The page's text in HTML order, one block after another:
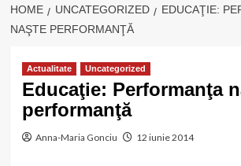
HOME UNCATEGORIZED
EDUCAŢIE:
NAŞTE PERFORMANŢĂ
Actualitate Uncategorized
Educaţie: Performanţa
performanţă
Anna-Maria Gonciu 12 iunie 2014